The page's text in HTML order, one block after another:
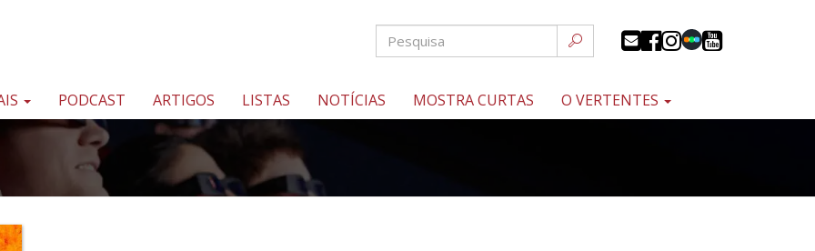
PODCAST ARTIGOS LISTAS NOTÍCIAS MOSTRA CURTAS O VERTENTES